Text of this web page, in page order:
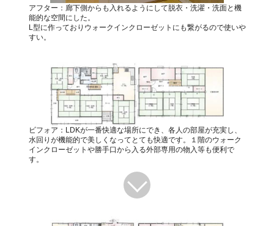
アフター：廊下側からも入れるようにして脱衣・洗濯・洗面と機
能的な空間にした。
L型に作っておりウォークインクローゼットにも繋がるので使いや
すい。
ビフォア：LDKが一番快適な場所にでき、各人の部屋が充実し、
水回りが機能的で美しくなってとても快適です。１階のウォーク
インクローゼットや勝手口から入る外部専用の物入等も便利で
す。